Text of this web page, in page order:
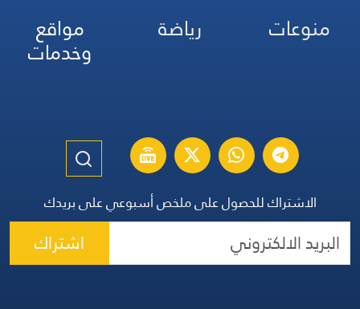
منوعات
رياضة مواقع
وخدمات
الاشتراك للحصول على ملخص أسبوعي على بريدك
اشتراك